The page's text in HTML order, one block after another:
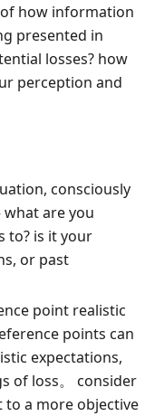
of how information
presented in
losses? how
perception and
consciously
are you
to? is it your
or past
point realistic
points can
expectations,
of loss。 consider
a more objective